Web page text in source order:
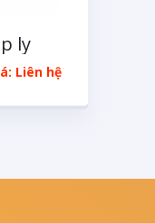
ly
các
Liên hệ